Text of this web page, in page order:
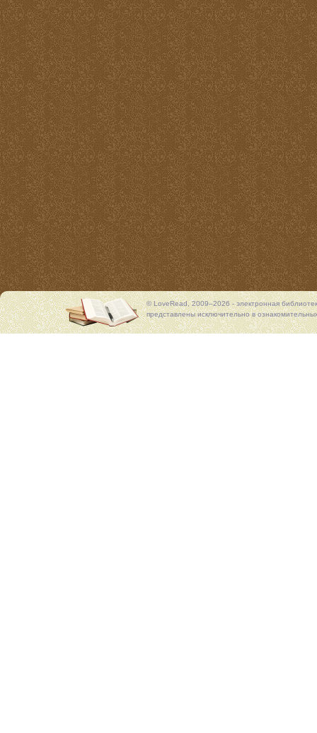
© LoveRead, 2009–2026 - электронная
представлены исключительно в